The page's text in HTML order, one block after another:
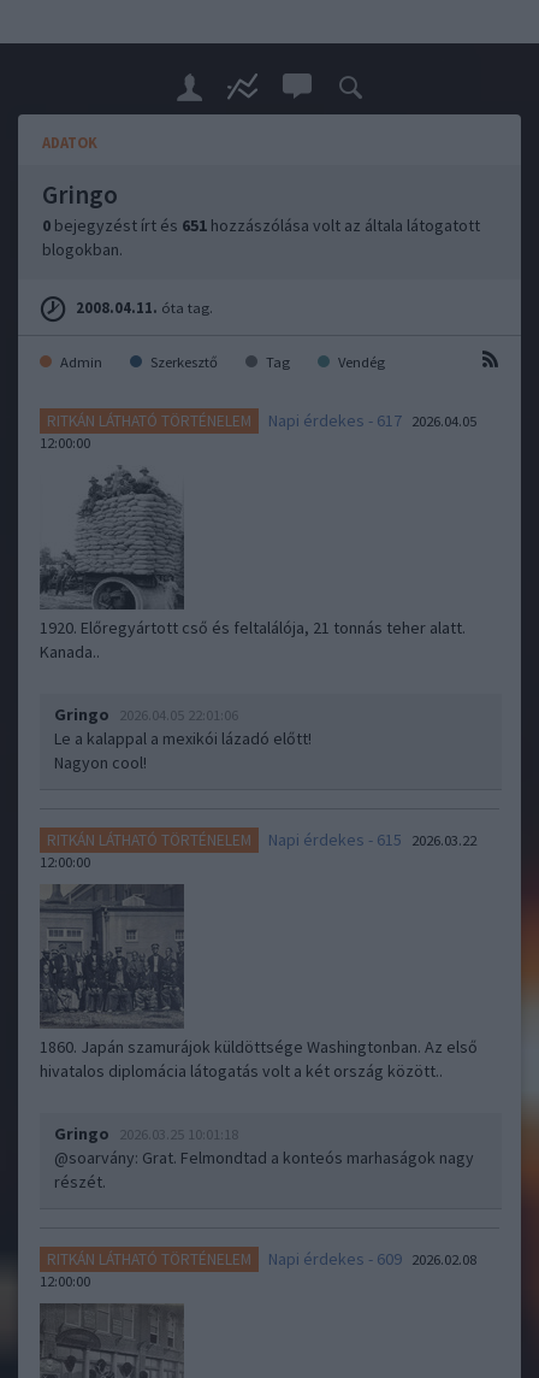
ADATOK
Gringo
0 bejegyzést írt és 651 hozzászólása volt az általa látogatott
blogokban.
2008.04.11. óta tag.
Admin Szerkesztő Tag Vendég
RITKÁN LÁTHATÓ TÖRTÉNELEM Napi érdekes - 617 2026.04.05
12:00:00
1920. Előregyártott cső és feltalálója, 21 tonnás teher alatt.
Kanada..
Gringo 2026.04.05 22:01:06
Le a kalappal a mexikói lázadó előtt!
Nagyon cool!
RITKÁN LÁTHATÓ TÖRTÉNELEM Napi érdekes - 615
2026.03.22
12:00:00
1860. Japán szamurájok küldöttsége Washingtonban. Az első
hivatalos diplomácia látogatás volt a két ország között..
Gringo 2026.03.25 10:01:18
@soarvány: Grat. Felmondtad a konteós marhaságok nagy
részét.
RITKÁN LÁTHATÓ TÖRTÉNELEM Napi érdekes - 609 2026.02.08
12:00:00